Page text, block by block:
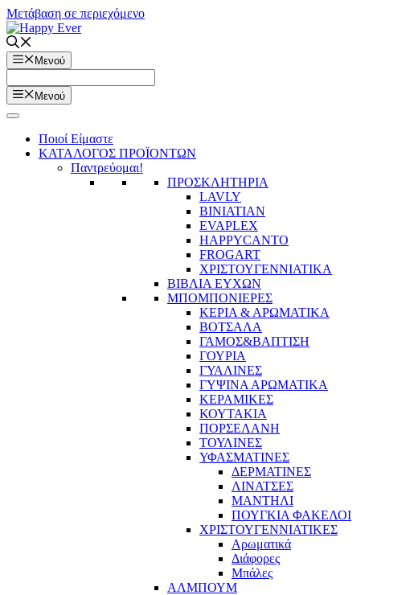
Μετάβαση σε περιεχόμενο
Μενού
Μενού
Ποιοί Είμαστε
ΚΑΤΑΛΟΓΟΣ ΠΡΟΪΟΝΤΩΝ
Παντρεύομαι!
ΠΡΟΣΚΛΗΤΗΡΙΑ
LAVLY
BINIATIAN
EVAPLEX
HAPPYCANTO
FROGART
ΧΡΙΣΤΟΥΓΕΝΝΙΑΤΙΚΑ
ΒΙΒΛΙΑ ΕΥΧΩΝ
ΜΠΟΜΠΟΝΙΕΡΕΣ
ΚΕΡΙΑ & ΑΡΩΜΑΤΙΚΑ
ΒΟΤΣΑΛΑ
ΓΑΜΟΣ&ΒΑΠΤΙΣΗ
ΓΟΥΡΙΑ
ΓΥΑΛΙΝΕΣ
ΓΥΨΙΝΑ ΑΡΩΜΑΤΙΚΑ
ΚΕΡΑΜΙΚΕΣ
ΚΟΥΤΑΚΙΑ
ΠΟΡΣΕΛΑΝΗ
ΤΟΥΛΙΝΕΣ
ΥΦΑΣΜΑΤΙΝΕΣ
ΔΕΡΜΑΤΙΝΕΣ
ΛΙΝΑΤΣΕΣ
ΜΑΝΤΗΛΙ
ΠΟΥΓΚΙΑ ΦΑΚΕΛΟΙ
ΧΡΙΣΤΟΥΓΕΝΝΙΑΤΙΚΕΣ
Αρωματικά
Διάφορες
Μπάλες
ΑΛΜΠΟΥΜ